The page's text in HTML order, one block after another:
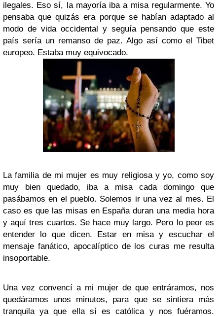
ilegales. Eso sí, la mayoría iba a misa regularmente. Yo
pensaba que quizás era porque se habían adaptado al
modo de vida occidental y seguía pensando que este
país sería un remanso de paz. Algo así como el Tibet
europeo. Estaba muy equivocado.
La familia de mi mujer es muy religiosa y yo, como soy
muy bien quedado, iba a misa cada domingo que
pasábamos en el pueblo. Solemos ir una vez al mes. El
caso es que las misas en España duran una media hora
y aquí tres cuartos. Se hace muy largo. Pero lo peor es
entender lo que dicen. Estar en misa y escuchar el
mensaje fanático, apocalíptico de los curas me resulta
insoportable.
Una vez convencí a mi mujer de que entráramos, nos
quedáramos unos minutos, para que se sintiera más
tranquila ya que ella sí es católica y nos fuéramos.